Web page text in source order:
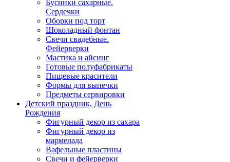
Бусинки сахарные.
Сердечки
Оборки под торт
Шоколадный фонтан
Свечи свадебные.
Фейерверки
Мастика и айсинг
Готовые полуфабрикаты
Пищевые красители
Формы для выпечки
Предметы сервировки
Детский праздник, День
Рождения
Фигурный декор из сахара
Фигурный декор из
мармелада
Вафельные пластины
Свечи и фейерверки